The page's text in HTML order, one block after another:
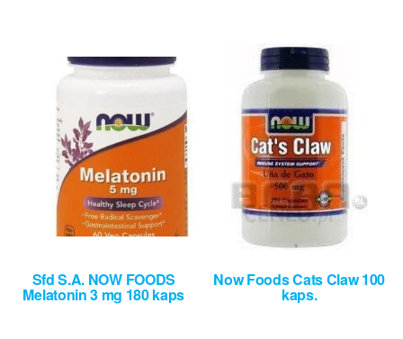
Sfd S.A. NOW FOODS
Melatonin 3 mg 180 kaps
Now Foods Cats Claw 100
kaps.